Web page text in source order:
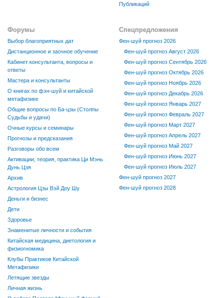
Публикаций
Форумы
Выбор благоприятных дат
Дистанционное и заочное обучение
Кабинет консультанта, вопросы и
ответы
Мастера и консультанты
О книгах по фэн-шуй и китайской
метафизике
Общие вопросы по Ба-цзы (Столпы
Судьбы и удачи)
Очные курсы и семинары
Прогнозы и предсказания
Разговоры обо всем
Активации, теория, практика Ци Мэнь
Дунь Цзя
Архив
Астрология Цзы Вэй Доу Шу
Деньги и бизнес
Дети
Здоровье
Знаменитые личности и события
Китайская медицина, диетология и
физиогномика
Клубы Практиков Китайской
Метафизики
Летящие звезды
Личная жизнь
Спецпредложения
Фен-шуй прогноз 2026
Фен-шуй прогноз Август 2026
Фен-шуй прогноз Сентябрь 2026
Фен-шуй прогноз Октябрь 2026
Фен-шуй прогноз Ноябрь 2026
Фен-шуй прогноз Декабрь 2026
Фен-шуй прогноз Январь 2027
Фен-шуй прогноз Февраль 2027
Фен-шуй прогноз Март 2027
Фен-шуй прогноз Апрель 2027
Фен-шуй прогноз Май 2027
Фен-шуй прогноз Июнь 2027
Фен-шуй прогноз Июль 2027
Фен-шуй прогноз 2027
Фен-шуй прогноз 2028